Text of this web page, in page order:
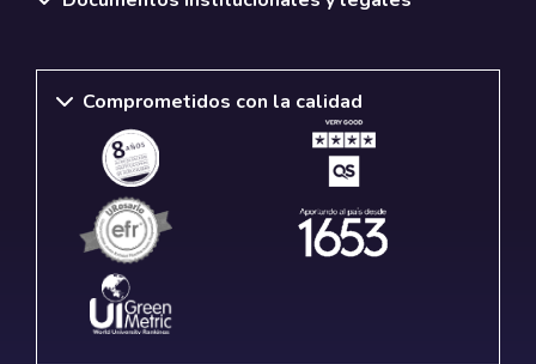
Comprometidos con la calidad